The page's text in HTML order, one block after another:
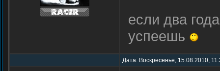
если два
успеешь
Дата: Воскресенье, 15.08.2010,